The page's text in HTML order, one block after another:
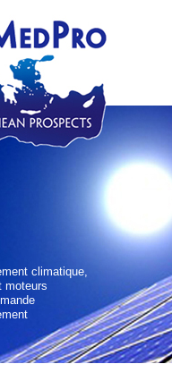
climatique,
moteurs
sur les